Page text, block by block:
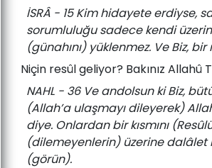
İSRÂ - 15 Kim hidayete erdiyse,
sorumluluğu sadece kendi
(günahını) yüklenmez. Ve Biz,
Niçin resûl geliyor? Bakınız
NAHL - 36 Ve andolsun ki Biz,
(Allah’a ulaşmayı dileyerek)
diye. Onlardan bir kısmını
(dilemeyenlerin) üzerine dalâlet
(görün).